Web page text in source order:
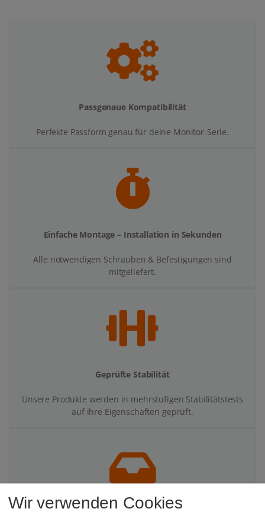
Passgenaue Kompatibilität
Perfekte Passform genau für deine Monitor-Serie.
Einfache Montage – Installation in Sekunden
Alle notwendigen Schrauben & Befestigungen sind
mitgeliefert.
Geprüfte Stabilität
Unsere Produkte werden in mehrstufigen Stabilitätstests
auf ihre Eigenschaften geprüft.
Wir verwenden Cookies